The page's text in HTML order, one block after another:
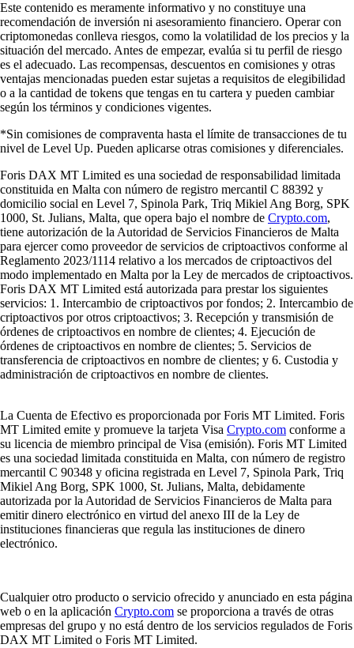
Este contenido es meramente informativo y no constituye una
recomendación de inversión ni asesoramiento financiero. Operar con
criptomonedas conlleva riesgos, como la volatilidad de los precios y la
situación del mercado. Antes de empezar, evalúa si tu perfil de riesgo
es el adecuado. Las recompensas, descuentos en comisiones y otras
ventajas mencionadas pueden estar sujetas a requisitos de elegibilidad
o a la cantidad de tokens que tengas en tu cartera y pueden cambiar
según los términos y condiciones vigentes.
*Sin comisiones de compraventa hasta el límite de transacciones de tu
nivel de Level Up. Pueden aplicarse otras comisiones y diferenciales.
Foris DAX MT Limited es una sociedad de responsabilidad limitada
constituida en Malta con número de registro mercantil C 88392 y
domicilio social en Level 7, Spinola Park, Triq Mikiel Ang Borg, SPK
1000, St. Julians, Malta, que opera bajo el nombre de Crypto.com,
tiene autorización de la Autoridad de Servicios Financieros de Malta
para ejercer como proveedor de servicios de criptoactivos conforme al
Reglamento 2023/1114 relativo a los mercados de criptoactivos del
modo implementado en Malta por la Ley de mercados de criptoactivos.
Foris DAX MT Limited está autorizada para prestar los siguientes
servicios: 1. Intercambio de criptoactivos por fondos; 2. Intercambio de
criptoactivos por otros criptoactivos; 3. Recepción y transmisión de
órdenes de criptoactivos en nombre de clientes; 4. Ejecución de
órdenes de criptoactivos en nombre de clientes; 5. Servicios de
transferencia de criptoactivos en nombre de clientes; y 6. Custodia y
administración de criptoactivos en nombre de clientes.
La Cuenta de Efectivo es proporcionada por Foris MT Limited. Foris
MT Limited emite y promueve la tarjeta Visa Crypto.com conforme a
su licencia de miembro principal de Visa (emisión). Foris MT Limited
es una sociedad limitada constituida en Malta, con número de registro
mercantil C 90348 y oficina registrada en Level 7, Spinola Park, Triq
Mikiel Ang Borg, SPK 1000, St. Julians, Malta, debidamente
autorizada por la Autoridad de Servicios Financieros de Malta para
emitir dinero electrónico en virtud del anexo III de la Ley de
instituciones financieras que regula las instituciones de dinero
electrónico.
Cualquier otro producto o servicio ofrecido y anunciado en esta página
web o en la aplicación Crypto.com se proporciona a través de otras
empresas del grupo y no está dentro de los servicios regulados de Foris
DAX MT Limited o Foris MT Limited.